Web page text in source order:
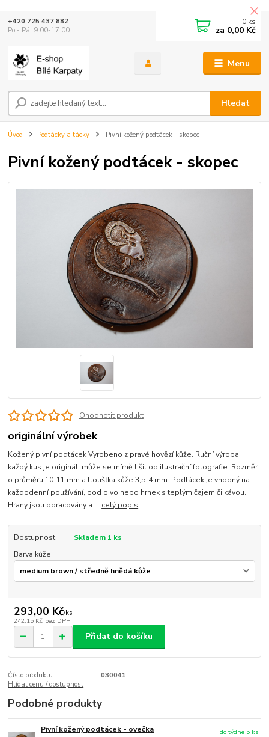
Menu
Hledat
+420 725 437 882
Po - Pá: 9:00-17:00
0 ks
za 0,00 Kč
Úvod Podtácky a tácky Pivní kožený podtácek - skopec
Pivní kožený podtácek - skopec
Ohodnotit produkt
originální výrobek
Kožený pivní podtácek Vyrobeno z pravé hovězí kůže. Ruční výroba,
každý kus je originál, může se mírně lišit od ilustrační fotografie. Rozměr
o průměru 10-11 mm a tloušťka kůže 3,5-4 mm. Podtácek je vhodný na
každodenní používání, pod pivo nebo hrnek s teplým čajem či kávou.
Hrany jsou opracovány a ... celý popis
Dostupnost
Skladem 1 ks
Barva kůže
293,00 Kč/ks
242,15 Kč bez DPH
Přidat do košíku
Číslo produktu:
030041
Hlídat cenu / dostupnost
Podobné produkty
Pivní kožený podtácek - ovečka
do týdne 5 ks